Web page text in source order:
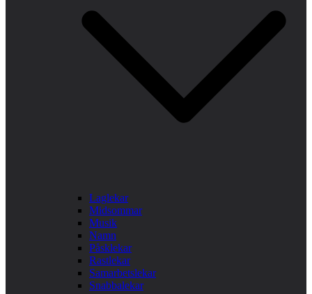
Laglekar
Midsommar
Musik
Namn
Påsklekar
Rastlekar
Samarbetslekar
Snabbalekar